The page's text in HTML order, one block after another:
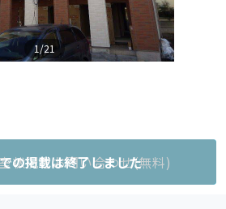
1/21
状況をお問い合わせ(無料)
の掲載は終了しました